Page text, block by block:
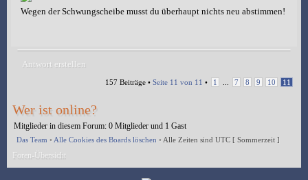
Wegen der Schwungscheibe musst du überhaupt nichts neu abstimmen!
Antwort erstellen
157 Beiträge • Seite 11 von 11 • 1 7 8 9 10 11
Wer ist online?
Mitglieder in diesem Forum: 0 Mitglieder und 1 Gast
Das Team • Alle Cookies des Boards löschen • Alle Zeiten sind UTC [ Sommerzeit ]
Foren-Übersicht